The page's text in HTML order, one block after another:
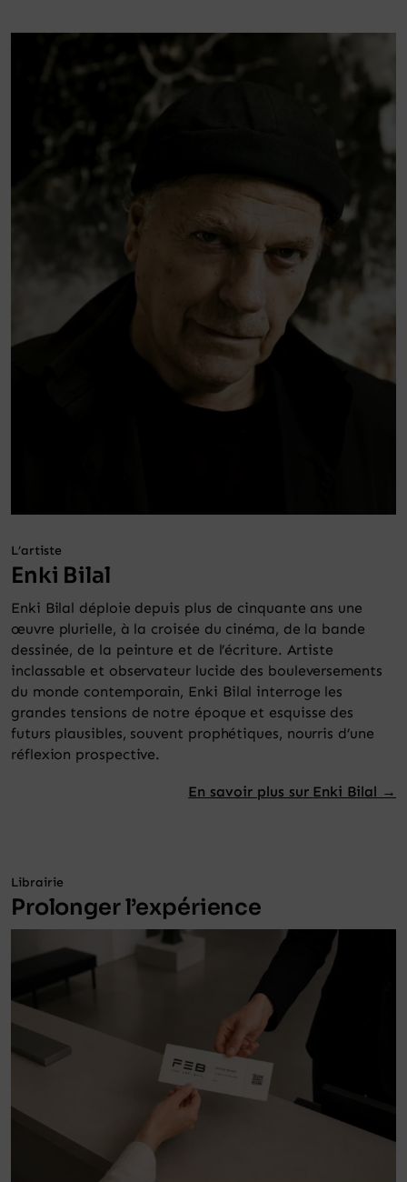
L’artiste
Enki Bilal
Enki Bilal déploie depuis plus de cinquante ans une
œuvre plurielle, à la croisée du cinéma, de la bande
dessinée, de la peinture et de l’écriture. Artiste
inclassable et observateur lucide des bouleversements
du monde contemporain, Enki Bilal interroge les
grandes tensions de notre époque et esquisse des
futurs plausibles, souvent prophétiques, nourris d’une
réflexion prospective.
En savoir plus sur Enki Bilal →
Librairie
Prolonger l’expérience